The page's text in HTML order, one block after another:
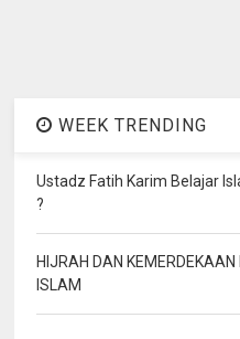
WEEK TRENDING
Ustadz Fatih Karim Belajar
?
HIJRAH DAN
ISLAM